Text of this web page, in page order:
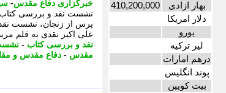
بهار ازادی
410,200,000
دلار امریکا
یورو
لیر ترکیه
درهم امارات
پوند انگلیس
بیت کویین
خبرگزاری دفاع مقدس-
نشست نقد و بررسی کتاب
پرس از زنجان، نشست
علی اکبر نقدی به قلم
نقد و بررسی کتاب -
مقدس - دفاع مقدس و